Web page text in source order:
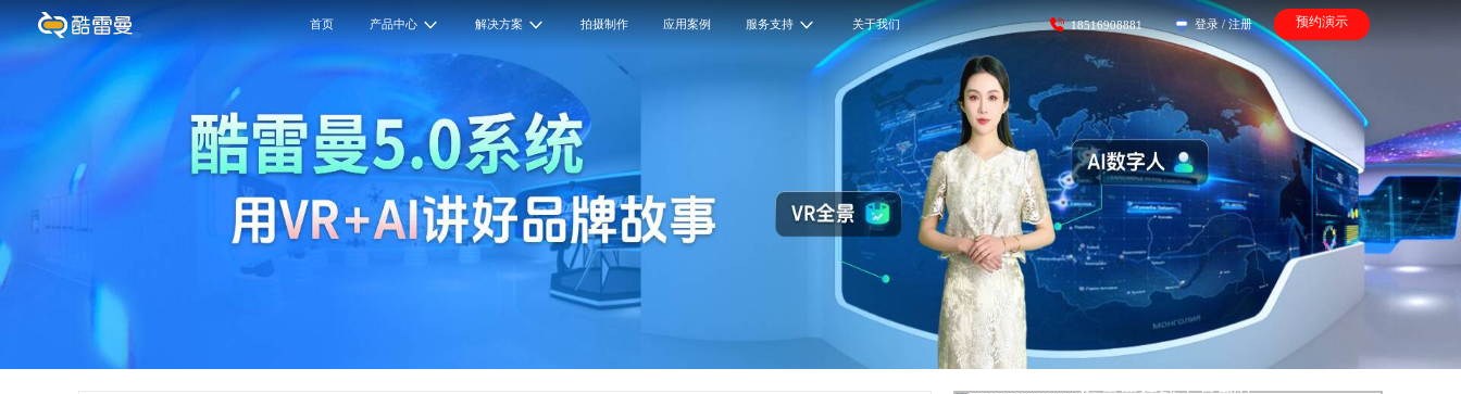
首页 产品中心 解决方案 拍摄制作 应用案例 服务支持 关于我们 18516908881 登录 / 注册 预约演示